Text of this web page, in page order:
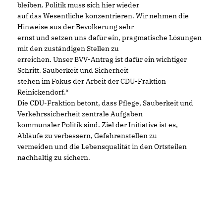
bleiben. Politik muss sich hier wieder
auf das Wesentliche konzentrieren. Wir nehmen die
Hinweise aus der Bevölkerung sehr
ernst und setzen uns dafür ein, pragmatische Lösungen
mit den zuständigen Stellen zu
erreichen. Unser BVV-Antrag ist dafür ein wichtiger
Schritt. Sauberkeit und Sicherheit
stehen im Fokus der Arbeit der CDU-Fraktion
Reinickendorf.“
Die CDU-Fraktion betont, dass Pflege, Sauberkeit und
Verkehrssicherheit zentrale Aufgaben
kommunaler Politik sind. Ziel der Initiative ist es,
Abläufe zu verbessern, Gefahrenstellen zu
vermeiden und die Lebensqualität in den Ortsteilen
nachhaltig zu sichern.